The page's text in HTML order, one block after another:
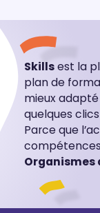
Skillsest la
plan de
mieux
quelques
Parce que